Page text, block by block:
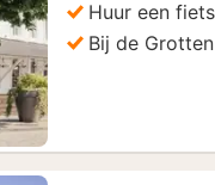
Huur een
Bij de